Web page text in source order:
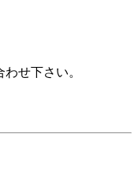
せ下さい。